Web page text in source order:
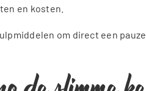
en kosten.
om direct een